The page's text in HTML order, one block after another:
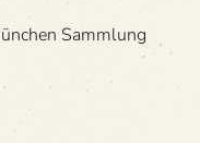
Samm­lung